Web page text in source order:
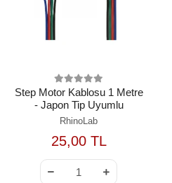
Step Motor Kablosu 1 Metre
- Japon Tip Uyumlu
RhinoLab
25,00 TL